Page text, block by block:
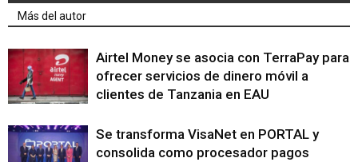
Más del autor
Airtel Money se asocia con TerraPay para
ofrecer servicios de dinero móvil a
clientes de Tanzania en EAU
Se transforma VisaNet en PORTAL y
consolida como procesador pagos